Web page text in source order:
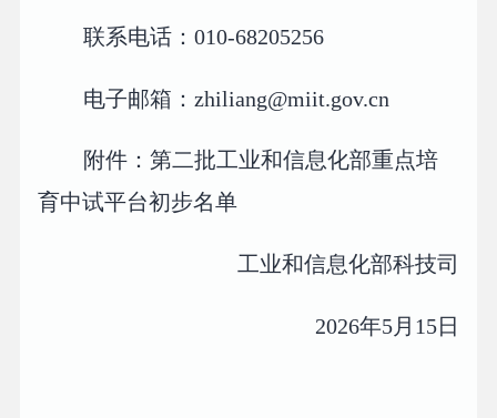
联系电话：010-68205256
电子邮箱：zhiliang@miit.gov.cn
附件：第二批工业和信息化部重点培
育中试平台初步名单
工业和信息化部科技司
2026年5月15日